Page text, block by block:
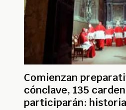
Comienzan
cónclave, 135
participarán: